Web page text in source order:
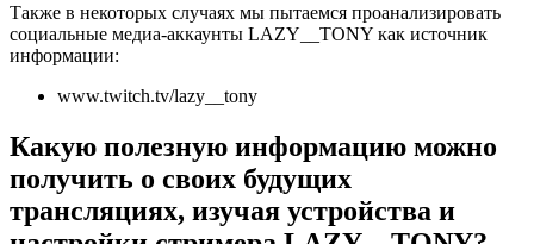
Также в некоторых случаях мы пытаемся проанализировать
социальные медиа-аккаунты LAZY__TONY как источник
информации:
www.twitch.tv/lazy__tony
Какую полезную информацию можно
получить о своих будущих
трансляциях, изучая устройства и